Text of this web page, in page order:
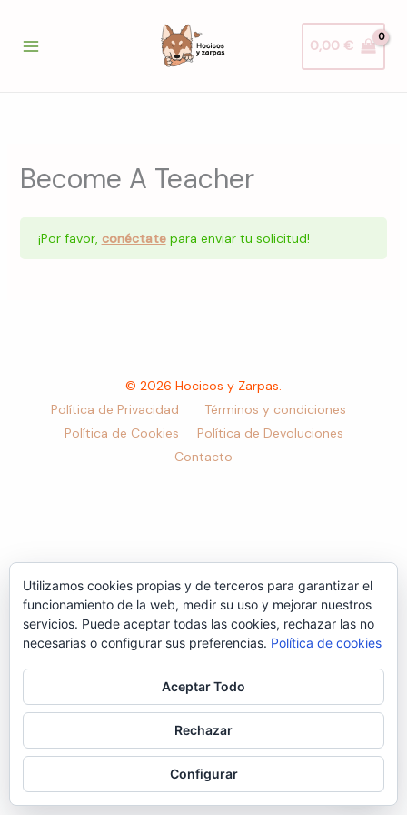
0,00 €
Become A Teacher
¡Por favor, conéctatepara enviar tu solicitud!
© 2026 Hocicos y Zarpas.
Política de Privacidad
Términos y condiciones
Política de Cookies Política de Devoluciones
Contacto
Utilizamos cookies propias y de terceros para garantizar el
funcionamiento de la web, medir su uso y mejorar nuestros
servicios. Puede aceptar todas las cookies, rechazar las no
necesarias o configurar sus preferencias. Política de cookies
Aceptar Todo
Rechazar
Configurar